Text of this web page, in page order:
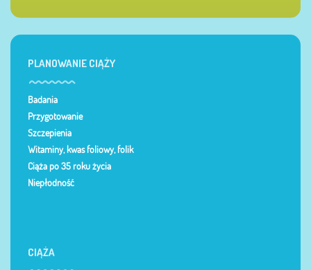
PLANOWANIE CIĄŻY
Badania
Przygotowanie
Szczepienia
Witaminy, kwas foliowy, folik
Ciąża po 35 roku życia
Niepłodność
CIĄŻA